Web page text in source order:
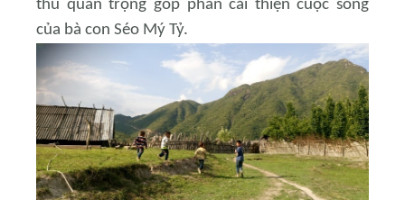
thu quan trọng góp phần cải thiện cuộc sống
của bà con Séo Mý Tỷ.